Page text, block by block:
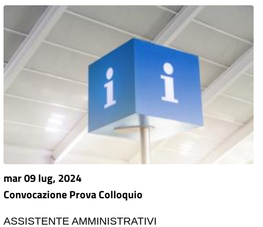
mar 09 lug, 2024
Convocazione Prova Colloquio
ASSISTENTE AMMINISTRATIVI